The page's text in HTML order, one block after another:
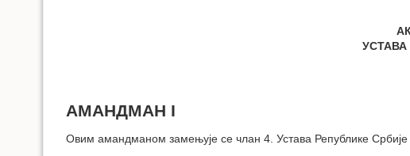
УСТАВА
АМАНДМАН I
Овим амандманом замењује се члан 4. Устава Републике Србије